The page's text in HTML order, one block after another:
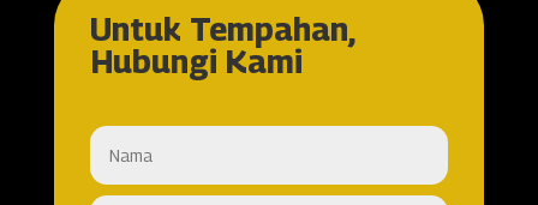
Untuk Tempahan,
Hubungi Kami